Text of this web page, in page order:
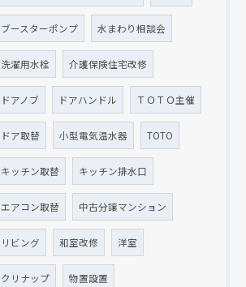
ブースターポンプ 水まわり相談会
洗濯用水栓 介護保険住宅改修
ドアノブ ドアハンドル ＴＯＴＯ主催
ドア取替 小型電気温水器 TOTO
キッチン取替 キッチン排水口
エアコン取替 中古分譲マンション
リビング 和室改修 洋室
クリナップ 物置設置